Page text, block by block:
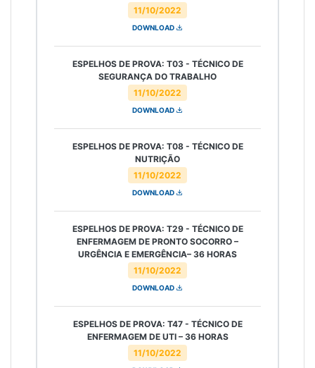
11/10/2022
DOWNLOAD
11/10/2022
ESPELHOS DE PROVA: T03 - TÉCNICO DE
SEGURANÇA DO TRABALHO
DOWNLOAD
11/10/2022
ESPELHOS DE PROVA: T08 - TÉCNICO DE
NUTRIÇÃO
DOWNLOAD
11/10/2022
ESPELHOS DE PROVA: T29 - TÉCNICO DE
ENFERMAGEM DE PRONTO SOCORRO –
URGÊNCIA E EMERGÊNCIA– 36 HORAS
DOWNLOAD
11/10/2022
ESPELHOS DE PROVA: T47 - TÉCNICO DE
ENFERMAGEM DE UTI – 36 HORAS